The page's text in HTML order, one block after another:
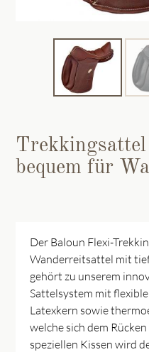
Trekkingsattel
bequem für
Der Baloun Flexi-
Wanderreitsattel mit
gehört zu unserem
Sattelsystem mit
Latexkern sowie
welche sich dem
speziellen Kissen wird